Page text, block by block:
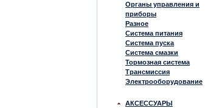
Органы управления и
приборы
Разное
Система питания
Система пуска
Система смазки
Тормозная система
Трансмиссия
Электрооборудование
АКСЕССУАРЫ